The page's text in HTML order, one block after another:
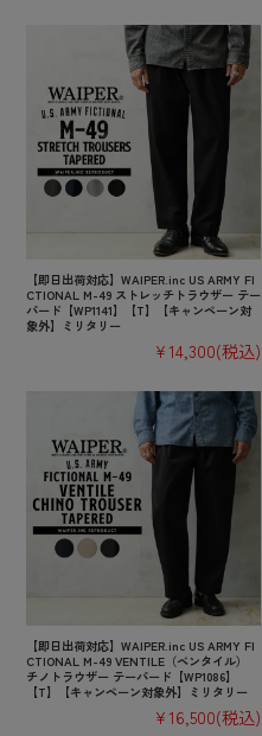
【即日出荷対応】WAIPER.inc US ARMY FI
CTIONAL M-49 ストレッチトラウザー テー
パード【WP1141】【T】【キャンペーン対
象外】ミリタリー
¥14,300(税込)
【即日出荷対応】WAIPER.inc US ARMY FI
CTIONAL M-49 VENTILE（ベンタイル）
チノトラウザー テーパード【WP1086】
【T】【キャンペーン対象外】ミリタリー
¥16,500(税込)